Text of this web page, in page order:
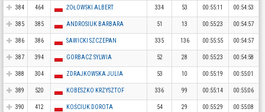
384 464 ŻOŁOWSKI ALBERT 334 53 00:55:11 00:54:53
385 385 ANDROSIUK BARBARA 51 13 00:55:23 00:54:57
386 386 SAWICKI SZCZEPAN 335 136 00:55:55 00:54:57
387 394 GORBACZ SYLWIA 52 28 00:55:23 00:54:58
388 304 ZDRAJKOWSKA JULIA 53 10 00:55:19 00:55:01
389 520 KOBESZKO KRZYSZTOF 336 99 00:55:14 00:55:06
390 412 KOŚCIUK DOROTA 54 29 00:55:29 00:55:08